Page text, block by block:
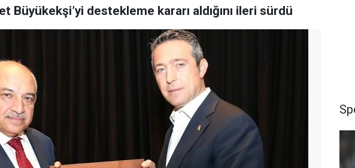
Büyükekşi’yi destekleme kararı aldığını ileri sürdü